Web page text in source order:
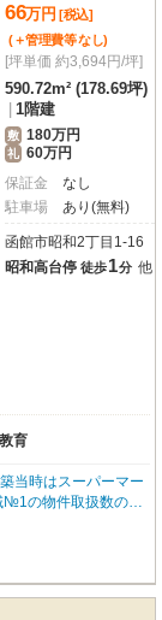
66万円 [税込]
(＋管理費等なし)
[坪単価 約3,694円/坪]
590.72m² (178.69坪)
1階建
敷 180万円
礼 60万円
保証金
なし
駐車場
あり(無料)
函館市昭和2丁目1-16
昭和高台停 徒歩1分 他
教育
当時はスーパーマー
№1の物件取扱数の函